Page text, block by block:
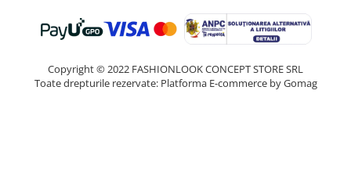
Copyright © 2022 FASHIONLOOK CONCEPT STORE SRL
Toate drepturile rezervate: Platforma E-commerce by Gomag